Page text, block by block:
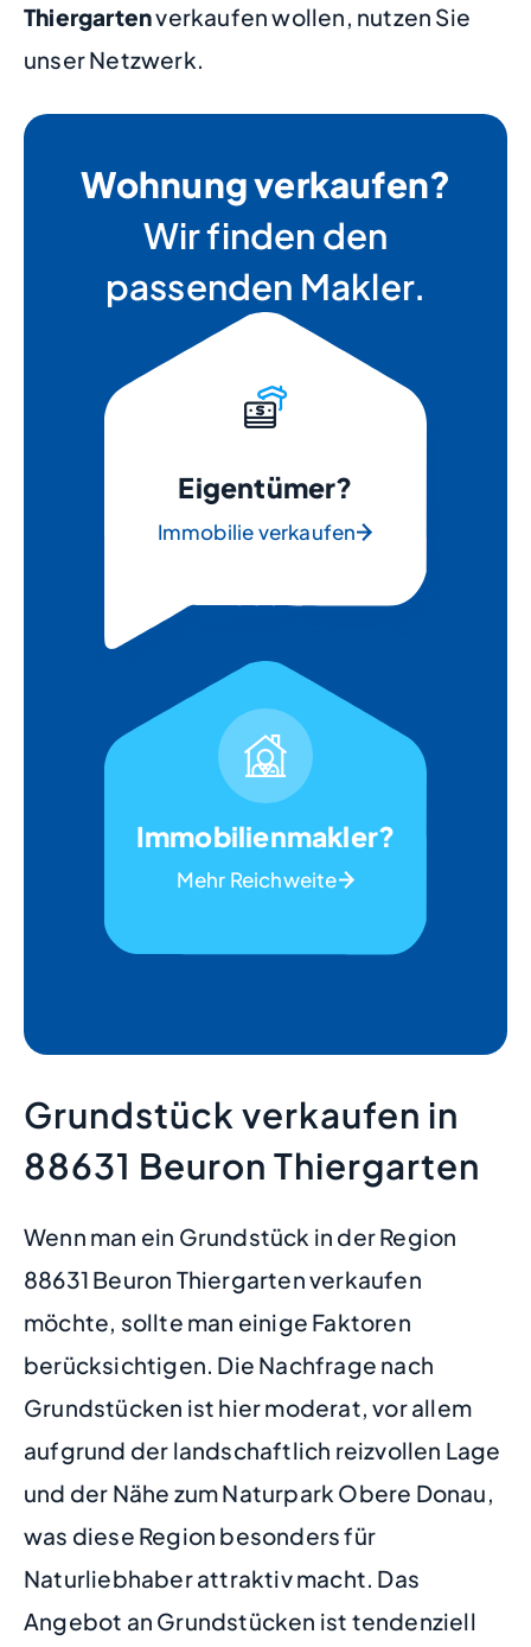
Thiergartenverkaufen wollen, nutzen Sie
unser Netzwerk.
Wohnung verkaufen?
Wir finden den
passenden Makler.
Eigentümer?
Immobilie verkaufen
Immobilienmakler?
Mehr Reichweite
Grundstück verkaufen in
88631 Beuron Thiergarten
Wenn man ein Grundstück in der Region
88631 Beuron Thiergarten verkaufen
möchte, sollte man einige Faktoren
berücksichtigen. Die Nachfrage nach
Grundstücken ist hier moderat, vor allem
aufgrund der landschaftlich reizvollen Lage
und der Nähe zum Naturpark Obere Donau,
was diese Region besonders für
Naturliebhaber attraktiv macht. Das
Angebot an Grundstücken ist tendenziell